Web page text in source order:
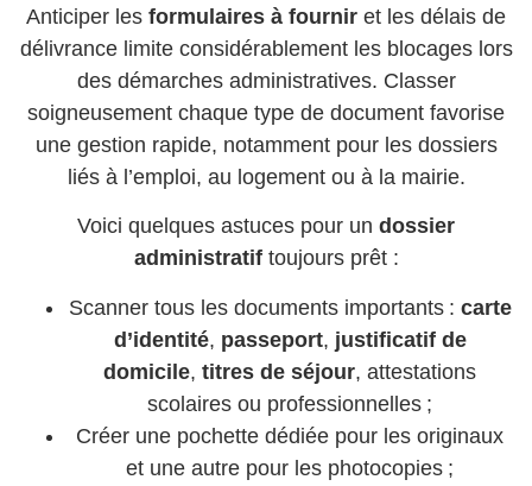
Anticiper les formulaires à fournir et les délais de
délivrance limite considérablement les blocages lors
des démarches administratives. Classer
soigneusement chaque type de document favorise
une gestion rapide, notamment pour les dossiers
liés à l’emploi, au logement ou à la mairie.
Voici quelques astuces pour un dossier
administratiftoujours prêt :
Scanner tous les documents importants : carte
d’identité, passeport, justificatif de
domicile, titres de séjour, attestations
scolaires ou professionnelles ;
Créer une pochette dédiée pour les originaux
et une autre pour les photocopies ;